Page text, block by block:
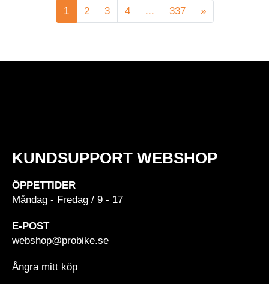
1 2 3 4 ... 337 »
KUNDSUPPORT WEBSHOP
ÖPPETTIDER
Måndag - Fredag / 9 - 17
E-POST
webshop@probike.se
Ångra mitt köp